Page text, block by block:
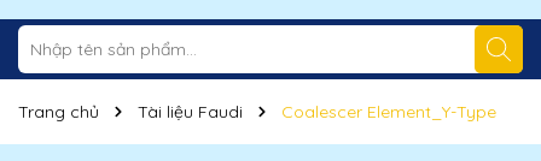
Trang chủ Tài liệu Faudi Coalescer Element_Y-Type